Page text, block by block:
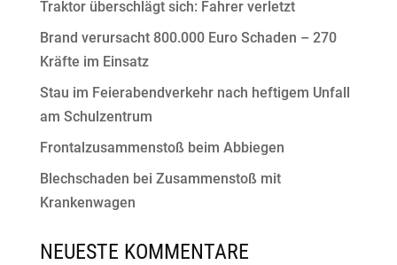
Traktor überschlägt sich: Fahrer verletzt
Brand verursacht 800.000 Euro Schaden – 270
Kräfte im Einsatz
Stau im Feierabendverkehr nach heftigem Unfall
am Schulzentrum
Frontalzusammenstoß beim Abbiegen
Blechschaden bei Zusammenstoß mit
Krankenwagen
NEUESTE KOMMENTARE